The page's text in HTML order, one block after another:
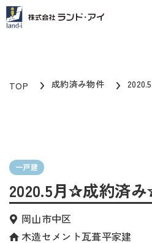
TOP 成約済み物件
一戸建
2020.5月✰成約済
岡山市中区
木造セメント瓦葺平家建